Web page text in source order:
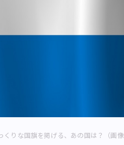
りな国旗を掲げる、あの国は？（画像